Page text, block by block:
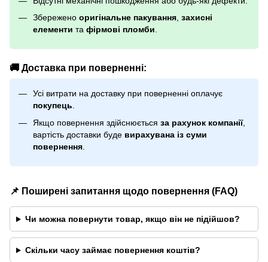
Збережено оригінальне пакування захисні
елементи та фірмові пломби
🚚 Доставка при поверненні:
Усі витрати на доставку при поверненні оплачує
покупець.
Якщо повернення здійснюється за рахунок компанії,
вартість доставки буде вирахувана із суми
повернення
📌 Поширені запитання щодо повернення (FAQ)
Чи можна повернути товар, якщо він не підійшов?
Скільки часу займає повернення коштів?